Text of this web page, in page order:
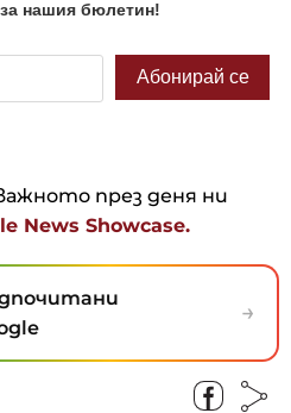
важното през деня ни
News Showcase.
→